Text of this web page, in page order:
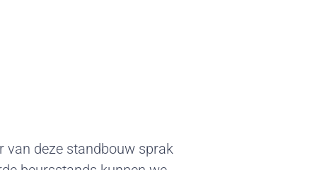
van deze standbouw sprak